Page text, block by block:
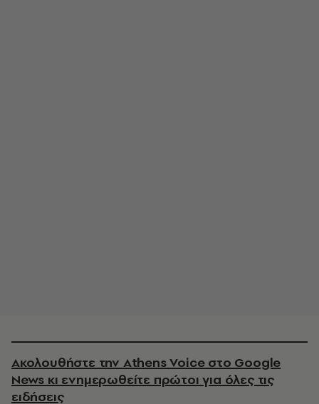
Ακολουθήστε την Athens Voice στο Google
News κι ενημερωθείτε πρώτοι για όλες τις
ειδήσεις